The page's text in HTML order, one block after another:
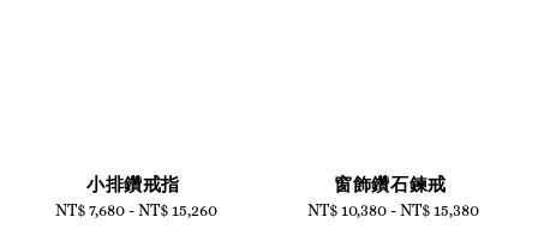
小排鑽戒指
Regular
NT$ 7,680-NT$ 15,260
窗飾鑽石鍊戒
Regular
NT$ 10,380-NT$ 15,380